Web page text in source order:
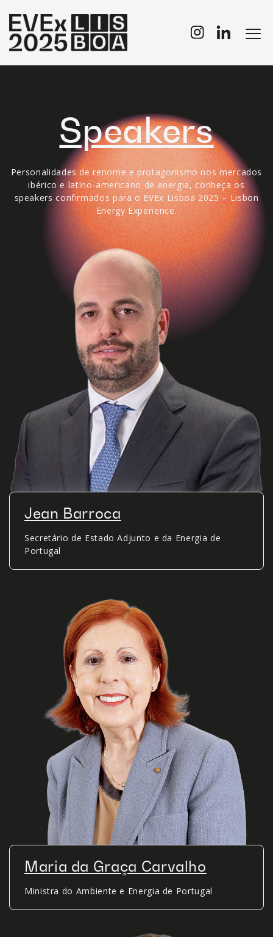
Speakers
Personalidades de renome e protagonismo nos mercados
ibérico e latino-americano de energia, conheça os
speakers confirmados para o EVEx Lisboa 2025 – Lisbon
Energy Experience.
Jean Barroca
Secretário de Estado Adjunto e da Energia de
Portugal
Maria da Graça Carvalho
Ministra do Ambiente e Energia de Portugal